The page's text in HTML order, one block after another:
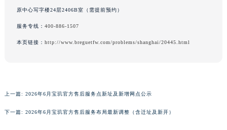
广东省清远市清城区湖西路宝玑售后服务中心（需提前预约）
广东省云浮市云城区金山路宝玑售后服务中心（需提前预约）
原中心写字楼24层2406B室（需提前预约）
服务专线： 400-886-1507
本页链接： http://www.breguetfw.com/problems/shanghai/20445.html
上一篇: 2026年6月宝玑官方售后服务点新址及新增网点公示
下一篇: 2026年6月宝玑官方售后服务布局最新调整（含迁址及新开）